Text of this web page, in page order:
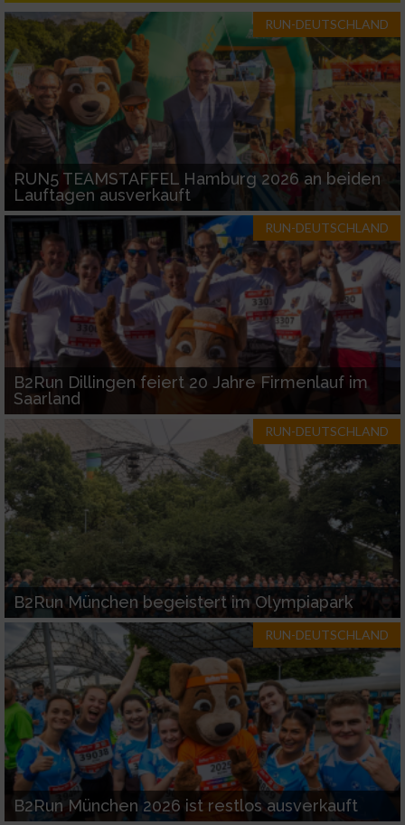
RUN-DEUTSCHLAND
RUN5 TEAMSTAFFEL Hamburg 2026 an beiden
Lauftagen ausverkauft
RUN-DEUTSCHLAND
B2Run Dillingen feiert 20 Jahre Firmenlauf im
Saarland
RUN-DEUTSCHLAND
B2Run München begeistert im Olympiapark
RUN-DEUTSCHLAND
B2Run München 2026 ist restlos ausverkauft
IAB-Besonderheiten:
Verwendung genauer Standortdaten
Geräte anhand von aktiv angeforderten
Informationen identifizieren
Nicht-IAB-Verarbeitungszwecke:
Notwendig
Performance
Funktional
Werbung